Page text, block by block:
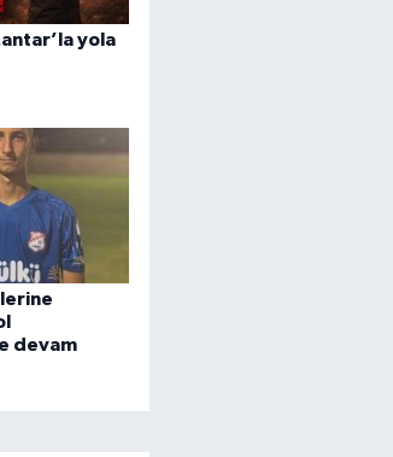
yola
devam